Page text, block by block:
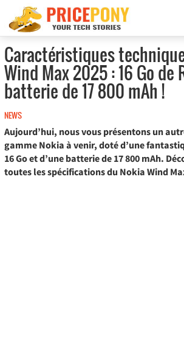
Caractéristiques
Wind Max 2025 : 16 Go de
batterie de 17 800 mAh !
NEWS
Aujourd’hui, nous vous présentons un
gamme Nokia à venir, doté d’une
16 Go et d’une batterie de 17 800 mAh.
toutes les spécifications du Nokia Wind